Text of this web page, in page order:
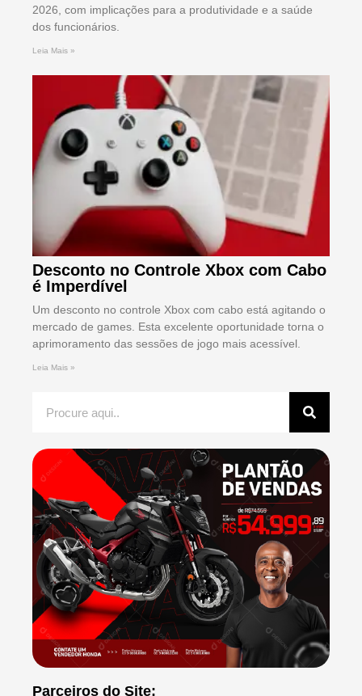
2026, com implicações para a produtividade e a saúde
dos funcionários.
Leia Mais »
Desconto no Controle Xbox com Cabo
é Imperdível
Um desconto no controle Xbox com cabo está agitando o
mercado de games. Esta excelente oportunidade torna o
aprimoramento das sessões de jogo mais acessível.
Leia Mais »
Parceiros do Site: